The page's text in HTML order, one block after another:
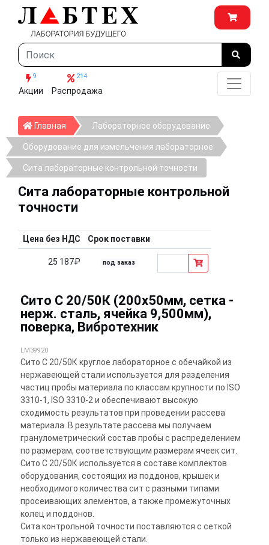
9
Акции
214
Распродажа
Главная ГлавнаяЛабораторное оборудование
Оборудование для измельчения лабораторное
Сита лабораторные контрольной точности
Сита лабораторные контрольной
точности
Цена без НДС Срок поставки
25 187₽ под заказ
Сито С 20/50К (200х50мм, сетка -
нерж. сталь, ячейка 9,500мм),
поверка, Вибротехник
LM39920
Сито С 20/50К круглое лабораторное с обечайкой из
нержавеющей стали используется для разделения
частиц пробы материала по классам крупности по ISO
3310-1, ISO 3310-2 и обеспечивают высокую
сходимость результатов при проведении рассева
материала. В результате рассева мы получаем
гранулометрический состав пробы с распределением
по размерам, соответствующим размерам ячеек сит.
Сито С 20/50К используется в составе комплектов
оборудования, состоящих из поддонов, крышек и
необходимого количества сит с разными типами
просеивающих элементов, а также промежуточных
колец и поддонов.
Сита контрольной точности поставляются с сеткой
только из нержавеющей стали.